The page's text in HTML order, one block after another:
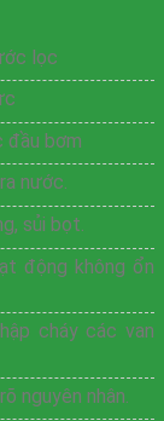
lọc
đầu bơm
nước.
sủi bọt.
động không ổn
cháy các van
nguyên nhân.